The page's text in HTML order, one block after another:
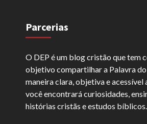
Parcerias
O DEP é um blog cristão que tem
objetivo compartilhar a Palavra do
maneira clara, objetiva e acessível
você encontrará curiosidades,
histórias cristãs e estudos bíblicos.